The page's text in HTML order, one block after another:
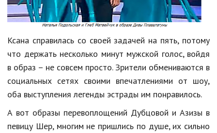
Ксана справилась со своей задачей на пять, потому
что держать несколько минут мужской голос, войдя
в образ – не совсем просто. Зрители обмениваются в
социальных сетях своими впечатлениями от шоу,
оба выступления легенды эстрады им понравилось.
А вот образы перевоплощений Дубцовой и Азизы в
певицу Шер, многим не пришлись по душе, их сильно